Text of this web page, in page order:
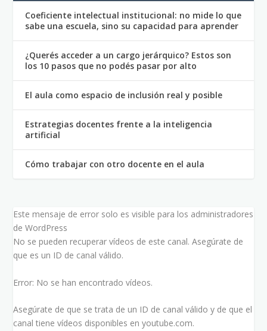
Coeficiente intelectual institucional: no mide lo que
sabe una escuela, sino su capacidad para aprender
¿Querés acceder a un cargo jerárquico? Estos son
los 10 pasos que no podés pasar por alto
El aula como espacio de inclusión real y posible
Estrategias docentes frente a la inteligencia
artificial
Cómo trabajar con otro docente en el aula
Este mensaje de error solo es visible para los administradores
de WordPress
No se pueden recuperar vídeos de este canal. Asegúrate de
que es un ID de canal válido.
Error: No se han encontrado vídeos.
Asegúrate de que se trata de un ID de canal válido y de que el
canal tiene vídeos disponibles en youtube.com.